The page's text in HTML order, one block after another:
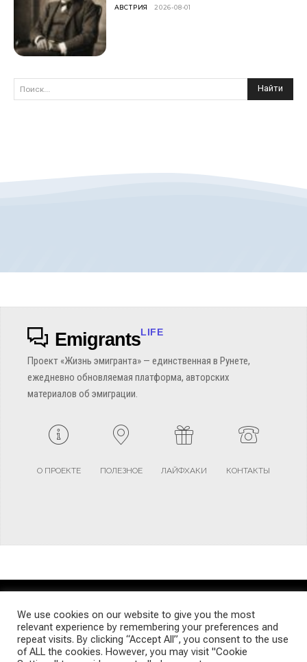
АВСТРИЯ 2026-08-01
Поиск... Найти
EmigrantsLIFE
Проект «Жизнь эмигранта» — единственная в Рунете,
ежедневно обновляемая платформа, авторских
материалов об эмиграции.
О ПРОЕКТЕ ПОЛЕЗНОЕ ЛАЙФХАКИ КОНТАКТЫ
TERMS AND CONDITIONS PRIVACY POLICY SITEMAP
© Emigrants Life WordPress Theme by TagDiv
We use cookies on our website to give you the most
relevant experience by remembering your preferences and
repeat visits. By clicking “Accept All”, you consent to the use
of ALL the cookies. However, you may visit "Cookie